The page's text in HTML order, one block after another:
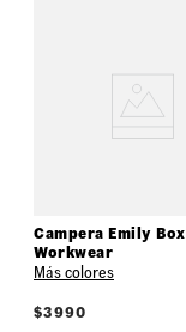
Campera Emily
Workwear
Más colores
$3990